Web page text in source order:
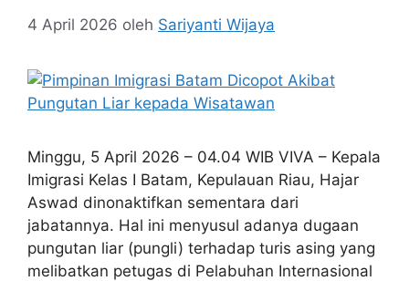
4 April 2026 oleh Sariyanti Wijaya
Minggu, 5 April 2026 – 04.04 WIB VIVA – Kepala
Imigrasi Kelas I Batam, Kepulauan Riau, Hajar
Aswad dinonaktifkan sementara dari
jabatannya. Hal ini menyusul adanya dugaan
pungutan liar (pungli) terhadap turis asing yang
melibatkan petugas di Pelabuhan Internasional